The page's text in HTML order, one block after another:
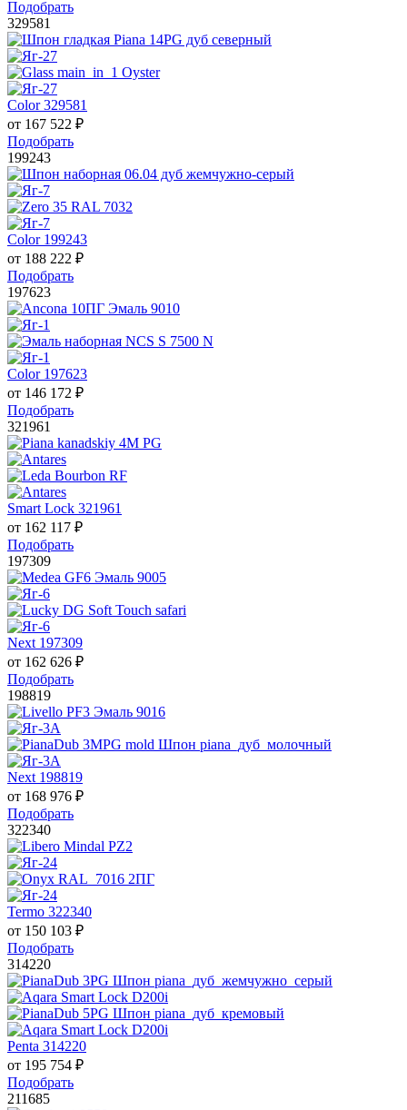
Подобрать
329581
Color 329581
от 167 522 ₽
Подобрать
199243
Color 199243
от 188 222 ₽
Подобрать
197623
Color 197623
от 146 172 ₽
Подобрать
321961
Smart Lock 321961
от 162 117 ₽
Подобрать
197309
Next 197309
от 162 626 ₽
Подобрать
198819
Next 198819
от 168 976 ₽
Подобрать
322340
Termo 322340
от 150 103 ₽
Подобрать
314220
Penta 314220
от 195 754 ₽
Подобрать
211685